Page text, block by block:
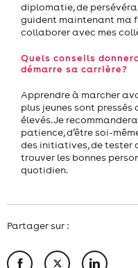
diplomatie, de
guident maintenant ma
collaborer avec mes
Quels conseils
démarre sa carrière?
Apprendre à marcher
plus jeunes sont pressés
élevés. Je
patience, d’être soi-
des initiatives, de tester
trouver les bonnes
quotidien.
Partager sur :